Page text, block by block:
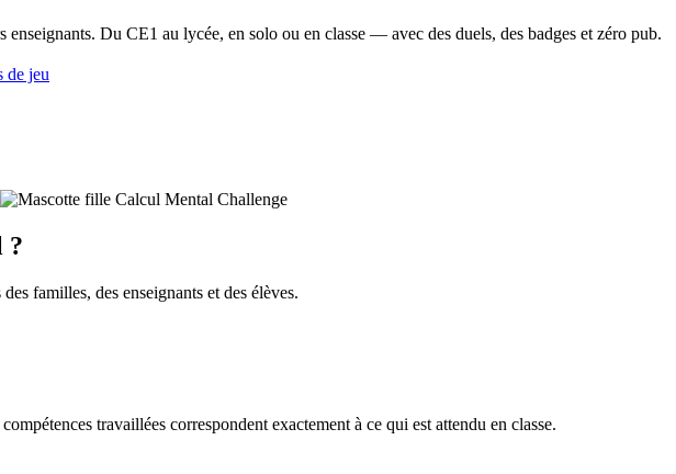
enseignants. Du CE1 au lycée, en solo ou en classe — avec des duels, des badges et zéro pub.
de jeu
?
familles, des enseignants et des élèves.
travaillées correspondent exactement à ce qui est attendu en classe.